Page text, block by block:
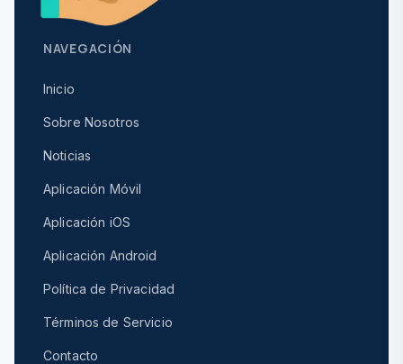
NAVEGACIÓN
Inicio
Sobre Nosotros
Noticias
Aplicación Móvil
Aplicación iOS
Aplicación Android
Política de Privacidad
Términos de Servicio
Contacto